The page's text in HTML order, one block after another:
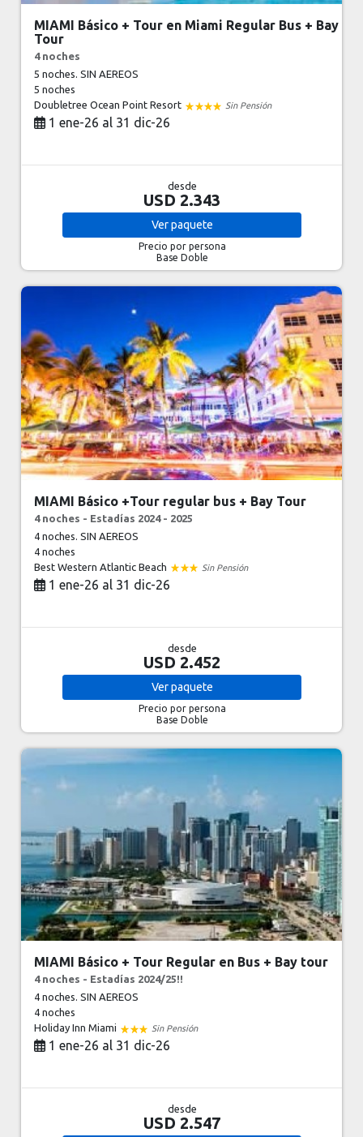
MIAMI Básico + Tour en Miami Regular Bus + Bay
Tour
4 noches
5 noches. SIN AEREOS
5 noches
Doubletree Ocean Point Resort
Sin Pensión
1 ene-26 al 31 dic-26
desde
USD 2.343
Verpaquete
Precio por persona
Base Doble
MIAMI Básico +Tour regular bus + Bay Tour
4 noches - Estadías 2024 - 2025
4 noches. SIN AEREOS
4 noches
Best Western Atlantic Beach
Sin Pensión
1 ene-26 al 31 dic-26
desde
USD 2.452
Verpaquete
Precio por persona
Base Doble
MIAMI Básico + Tour Regular en Bus + Bay tour
4 noches - Estadías 2024/25!!
4 noches. SIN AEREOS
4 noches
Holiday Inn Miami
Sin Pensión
1 ene-26 al 31 dic-26
desde
USD 2.547